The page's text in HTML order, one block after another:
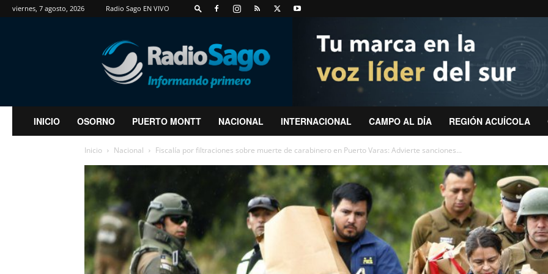
viernes, 7 agosto, 2026 Radio Sago EN VIVO
RadioSago
INICIO OSORNO PUERTO MONTT NACIONAL INTERNACIONAL CAMPO AL DÍA REGIÓN ACUÍCOLA
Inicio Nacional Fiscalía por filtraciones sobre muerte de carabinero en Puerto Varas: Advierte sanciones...